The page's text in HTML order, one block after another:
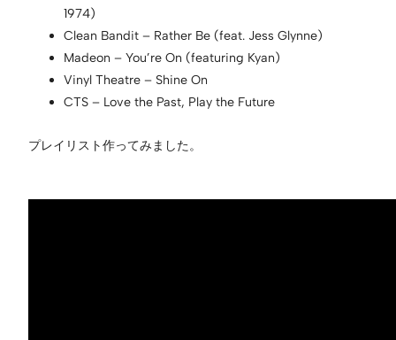
1974)
Clean Bandit – Rather Be (feat. Jess Glynne)
Madeon – You’re On (featuring Kyan)
Vinyl Theatre – Shine On
CTS – Love the Past, Play the Future
プレイリスト作ってみました。